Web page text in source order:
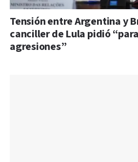
Tensión entre Argentina y
canciller de Lula pidió
agresiones”